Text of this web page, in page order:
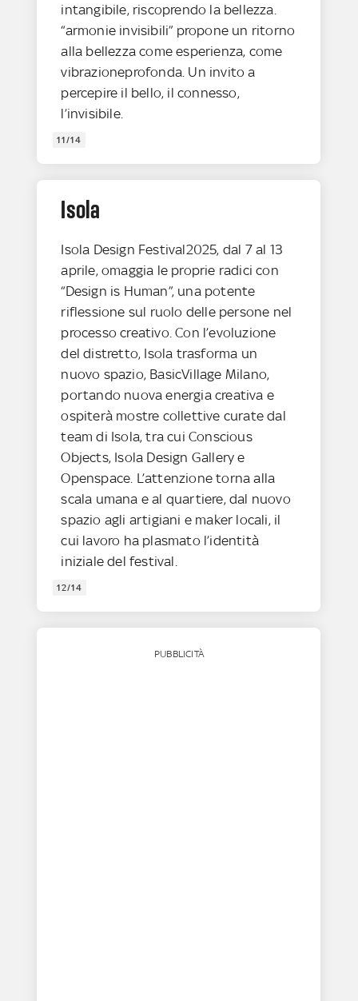
intangibile, riscoprendo la bellezza.
“armonie invisibili” propone un ritorno
alla bellezza come esperienza, come
vibrazioneprofonda. Un invito a
percepire il bello, il connesso,
l’invisibile.
11/14
Isola
Isola Design Festival2025, dal 7 al 13
aprile, omaggia le proprie radici con
“Design is Human”, una potente
riflessione sul ruolo delle persone nel
processo creativo. Con l’evoluzione
del distretto, Isola trasforma un
nuovo spazio, BasicVillage Milano,
portando nuova energia creativa e
ospiterà mostre collettive curate dal
team di Isola, tra cui Conscious
Objects, Isola Design Gallery e
Openspace. L’attenzione torna alla
scala umana e al quartiere, dal nuovo
spazio agli artigiani e maker locali, il
cui lavoro ha plasmato l’identità
iniziale del festival.
12/14
PUBBLICITÀ